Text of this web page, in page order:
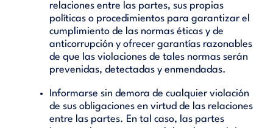
relaciones entre las partes, sus propias
políticas o procedimientos para garantizar el
cumplimiento de las normas éticas y de
anticorrupción y ofrecer garantías razonables
de que las violaciones de tales normas serán
prevenidas, detectadas y enmendadas.
Informarse sin demora de cualquier violación
de sus obligaciones en virtud de las relaciones
entre las partes. En tal caso, las partes